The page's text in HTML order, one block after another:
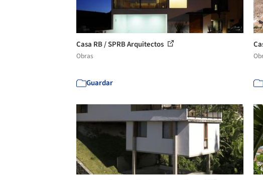
Casa RB / SPRB Arquitectos
Obras
Guardar